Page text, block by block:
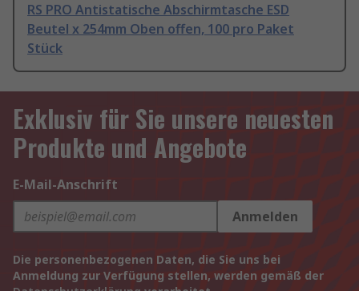
RS PRO Antistatische Abschirmtasche ESD
Beutel x 254mm Oben offen, 100 pro Paket
Stück
Exklusiv für Sie unsere neuesten
Produkte und Angebote
E-Mail-Anschrift
Anmelden
Die personenbezogenen Daten, die Sie uns bei
Anmeldung zur Verfügung stellen, werden gemäß der